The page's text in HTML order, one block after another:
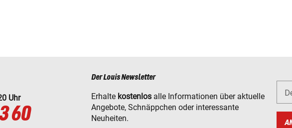
Uhr
60
Der Louis Newsletter
Erhalte kostenlos alle Informationen über aktuelle
Angebote, Schnäppchen oder interessante
Neuheiten.